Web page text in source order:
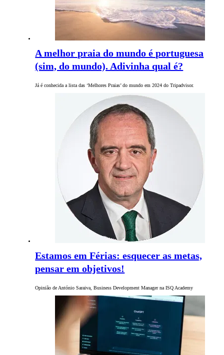
A melhor praia do mundo é portuguesa
(sim, do mundo). Adivinha qual é?
Já é conhecida a lista das ‘Melhores Praias’ do mundo em 2024 do Tripadvisor.
Estamos em Férias: esquecer as metas,
pensar em objetivos!
Opinião de António Saraiva, Business Development Manager na ISQ Academy